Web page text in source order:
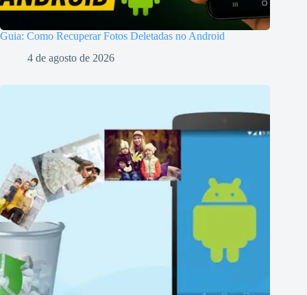
Guia: Como Recuperar Fotos Deletadas no Android
4 de agosto de 2026